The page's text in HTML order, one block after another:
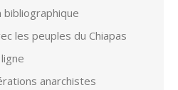
les peuples du Chiapas
anarchistes